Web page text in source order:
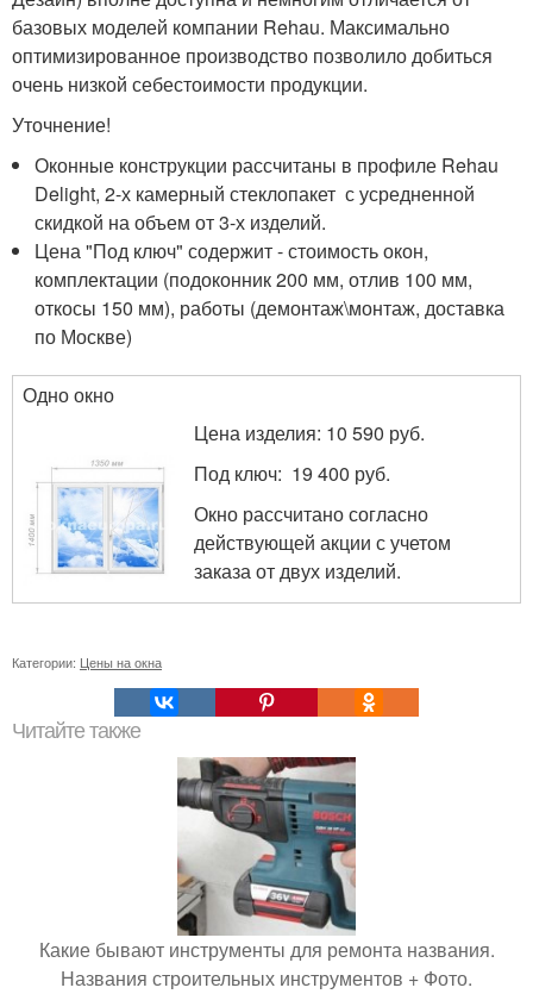
базовых моделей компании Rehau. Максимально
оптимизированное производство позволило добиться
очень низкой себестоимости продукции.
Уточнение!
Оконные конструкции рассчитаны в профиле Rehau
Delight, 2-х камерный стеклопакет с усредненной
скидкой на объем от 3-х изделий.
Цена "Под ключ" содержит - стоимость окон,
комплектации (подоконник 200 мм, отлив 100 мм,
откосы 150 мм), работы (демонтаж\монтаж, доставка
по Москве)
Одно окно
Цена изделия: 10 590 руб.
Под ключ: 19 400 руб.
Окно рассчитано согласно
действующей акции с учетом
заказа от двух изделий.
Категории: Цены на окна
Читайте также
Какие бывают инструменты для ремонта названия.
Названия строительных инструментов + Фото.